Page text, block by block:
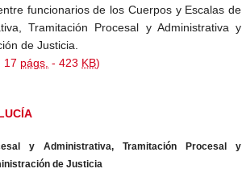
funcionarios de los Cuerpos y Escalas de
Tramitación Procesal y Administrativa y
de Justicia.
17 págs. - 423 KB)
y Administrativa, Tramitación Procesal y
de Justicia